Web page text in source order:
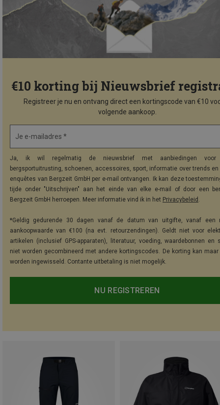
€10 korting bij Nieuwsbrief
Registreer je nu en ontvang direct een kortingscode van €10
volgende aankoop.
Je e-mailadres *
Ja, ik wil regelmatig de nieuwsbrief met aanbiedingen voor
bergsportuitrusting, schoenen, accessoires, sport, informatie over trends
enquêtes van Bergzeit GmbH per e-mail ontvangen. Ik kan deze
tijde onder "Uitschrijven" aan het einde van elke e-mail of door een
Bergzeit GmbH herroepen. Meer informatie vind ik in het Privacybeleid .
*Geldig gedurende 30 dagen vanaf de datum van uitgifte, vanaf een
aankoopwaarde van €100 (na evt. retourzendingen). Geldt niet voor
artikelen (inclusief GPS-apparaten), literatuur, voeding, waardebonnen en
niet worden gecombineerd met andere kortingscodes. De korting kan maar
worden ingewisseld. Contante uitbetaling is niet mogelijk.
NU REGISTREREN